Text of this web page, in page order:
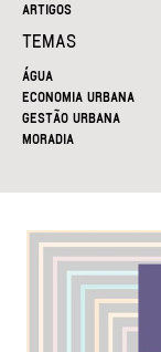
ARTIGOS
TEMAS
ÁGUA
ECONOMIA URBANA
GESTÃO URBANA
MORADIA